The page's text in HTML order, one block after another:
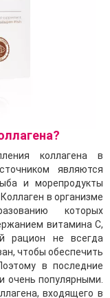
коллагена в
являются
и морепродукты
в организме
которых
витамина С,
рацион не всегда
чтобы обеспечить
в последние
очень популярными.
входящего в